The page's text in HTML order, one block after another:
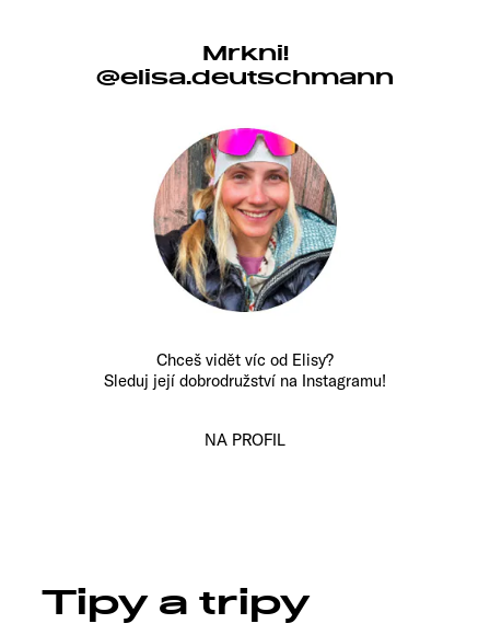
Mrkni!
@elisa.deutschmann
Chceš vidět víc od Elisy?
Sleduj její dobrodružství na Instagramu!
NA PROFIL
Tipy a tripy